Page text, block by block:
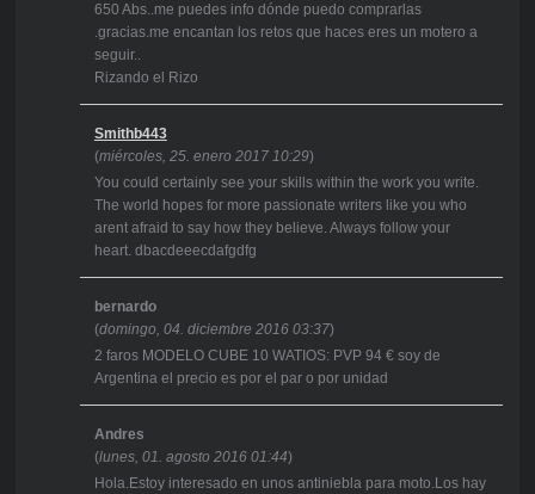
650 Abs..me puedes info dónde puedo comprarlas
.gracias.me encantan los retos que haces eres un motero a
seguir..
Rizando el Rizo
Smithb443
(miércoles, 25. enero 2017 10:29)
You could certainly see your skills within the work you write.
The world hopes for more passionate writers like you who
arent afraid to say how they believe. Always follow your
heart. dbacdeeecdafgdfg
bernardo
(domingo, 04. diciembre 2016 03:37)
2 faros MODELO CUBE 10 WATIOS: PVP 94 € soy de
Argentina el precio es por el par o por unidad
Andres
(lunes, 01. agosto 2016 01:44)
Hola.Estoy interesado en unos antiniebla para moto.Los hay